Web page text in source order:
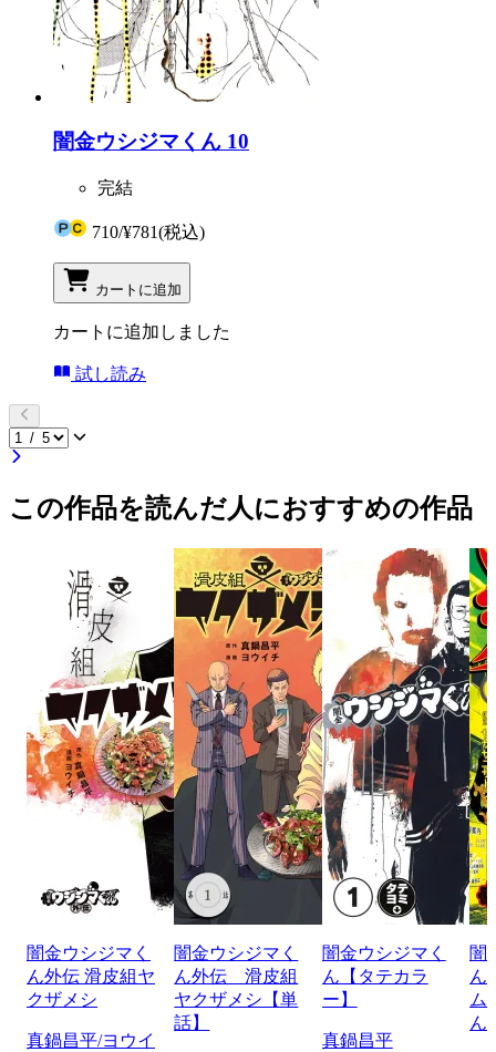
闇金ウシジマくん 10
完結
710/¥781(税込)
カートに追加
カートに追加しました
試し読み
この作品を読んだ人におすすめの作品
闇金ウシジマく
ん外伝 滑皮組ヤ
クザメシ
真鍋昌平/ヨウイ
闇金ウシジマく
ん外伝 滑皮組
ヤクザメシ【単
話】
闇金ウシジマく
ん【タテカラ
ー】
真鍋昌平
闇
ん
ム
ん